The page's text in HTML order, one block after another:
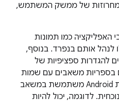
מחרוזות של ממשק המשתמש,
האפליקציה כמו תמונות
לנהל אותם בנפרד. בנוסף,
להגדרות ספציפיות של
בספריות משאבים עם שמות
מיוחדים. בזמן הריצה, מערכת Android משתמשת במשאב
לדוגמה, יכול להיות